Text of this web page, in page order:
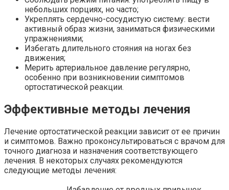
небольших порциях, но часто;
Укреплять сердечно-сосудистую систему: вести
активный образ жизни, заниматься физическими
упражнениями;
Избегать длительного стояния на ногах без
движения;
Мерить артериальное давление регулярно,
особенно при возникновении симптомов
ортостатической реакции.
Эффективные методы лечения
Лечение ортостатической реакции зависит от ее причин
и симптомов. Важно проконсультироваться с врачом для
точного диагноза и назначения соответствующего
лечения. В некоторых случаях рекомендуются
следующие методы лечения: